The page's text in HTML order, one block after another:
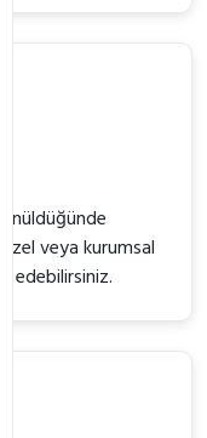
veya kurumsal
edebilirsiniz.